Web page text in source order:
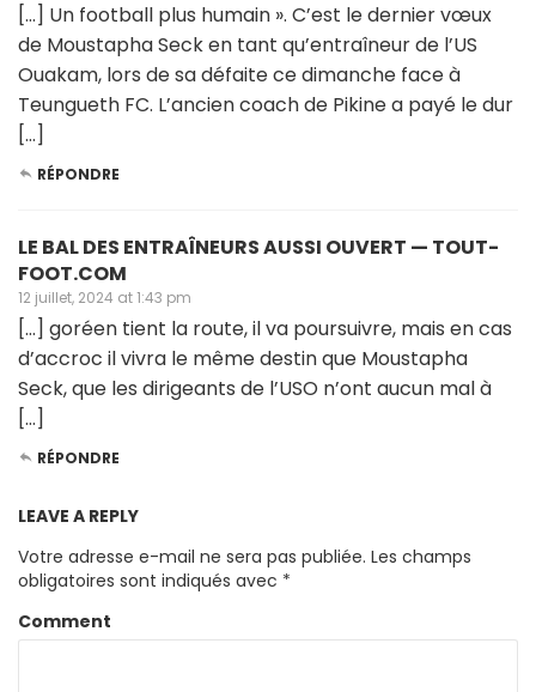
[…] Un football plus humain ». C’est le dernier vœux
de Moustapha Seck en tant qu’entraîneur de l’US
Ouakam, lors de sa défaite ce dimanche face à
Teungueth FC. L’ancien coach de Pikine a payé le dur
[…]
RÉPONDRE
LE BAL DES ENTRAÎNEURS AUSSI OUVERT — TOUT-
FOOT.COM
12 juillet, 2024 at 1:43 pm
[…] goréen tient la route, il va poursuivre, mais en cas
d’accroc il vivra le même destin que Moustapha
Seck, que les dirigeants de l’USO n’ont aucun mal à
[…]
RÉPONDRE
LEAVE A REPLY
Votre adresse e-mail ne sera pas publiée. Les champs
obligatoires sont indiqués avec *
Comment